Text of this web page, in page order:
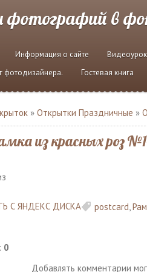
фотографий в
Информация о сайте
фотодизайнера.
Гостевая книга
»Открытки Праздничные »
из красных роз
С ЯНДЕКС ДИСКА postcard,
: 0
Добавлять комментарии